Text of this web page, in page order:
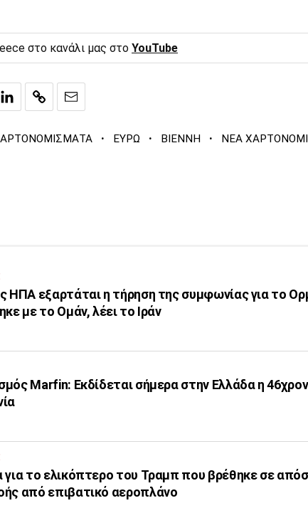
στο κανάλι μας στο YouTube
· ΕΥΡΩ · ΒΙΕΝΝΗ · ΝΕΑ
ΗΠΑ εξαρτάται η τήρηση της συμφωνίας για το
με το Ομάν, λέει το Ιράν
Marfin: Εκδίδεται σήμερα στην Ελλάδα η
για το ελικόπτερο του Τραμπ που βρέθηκε σε
από επιβατικό αεροπλάνο